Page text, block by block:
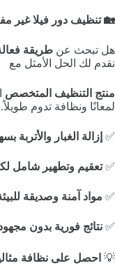
🏡 تنظيف دور فيلا غير
هل تبحث عن طريقة
نقدم لك الحل الأمثل مع
منتج التنظيف المتخصص
لمعانًا ونظافة تدوم طويلاً.
✅ إزالة الغبار والأتربة
✅تعقيم وتطهير شامل
✅ مواد آمنة وصديقة
✅ نتائج فورية بدون
💡 احصل على نظافة